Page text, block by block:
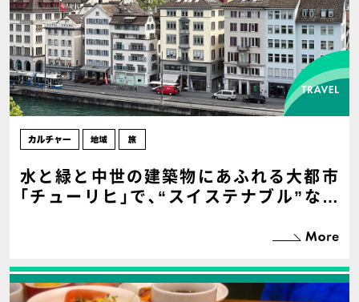
水と緑と中世の建築物にあふれる大都市
｢チューリヒ｣で､“スイステナブル”な旅